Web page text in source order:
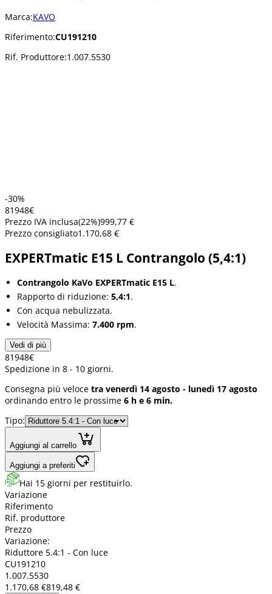
Marca:KAVO
Riferimento:CU191210
Rif. Produttore:1.007.5530
-30%
81948€
Prezzo IVA inclusa(22%)999,77 €
Prezzo consigliato1.170,68 €
EXPERTmatic E15 L Contrangolo (5,4:1)
Contrangolo KaVo EXPERTmatic E15 L.
Rapporto di riduzione: 5,4:1.
Con acqua nebulizzata.
Velocità Massima: 7.400 rpm.
Vedi di più
81948€
Spedizione in 8 - 10 giorni.
Consegna più veloce tra venerdì 14 agosto - lunedì 17 agosto
ordinando entro le prossime 6 h e 6 min.
Tipo:
Aggiungi al carrello
Aggiungi a preferiti
Hai 15 giorni per restituirlo.
Variazione
Riferimento
Rif. produttore
Prezzo
Variazione:
Riduttore 5.4:1 - Con luce
CU191210
1.007.5530
1.170,68 €819,48 €